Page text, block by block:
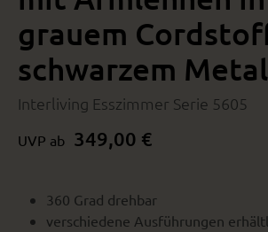
grauem
schwarzem
Interliving Esszimmer Serie 5605
UVP ab 349,00 €
360 Grad drehbar
verschiedene Ausführungen